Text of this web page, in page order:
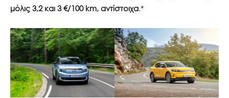
μόλις 3,2 και 3 €/100 km, αντίστοιχα.*